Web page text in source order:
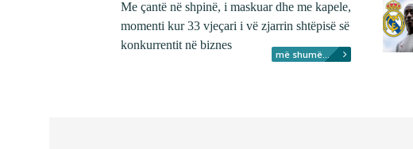
Me çantë në shpinë, i maskuar dhe me kapele,
momenti kur 33 vjeçari i vë zjarrin shtëpisë së
konkurrentit në biznes
më shumë...